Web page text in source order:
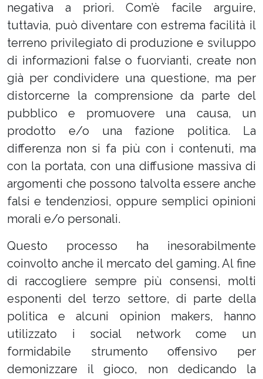
negativa a priori. Com’è facile arguire,
tuttavia, può diventare con estrema facilità il
terreno privilegiato di produzione e sviluppo
di informazioni false o fuorvianti, create non
già per condividere una questione, ma per
distorcerne la comprensione da parte del
pubblico e promuovere una causa, un
prodotto e/o una fazione politica. La
differenza non si fa più con i contenuti, ma
con la portata, con una diffusione massiva di
argomenti che possono talvolta essere anche
falsi e tendenziosi, oppure semplici opinioni
morali e/o personali.
Questo processo ha inesorabilmente
coinvolto anche il mercato del gaming. Al fine
di raccogliere sempre più consensi, molti
esponenti del terzo settore, di parte della
politica e alcuni opinion makers, hanno
utilizzato i social network come un
formidabile strumento offensivo per
demonizzare il gioco, non dedicando la